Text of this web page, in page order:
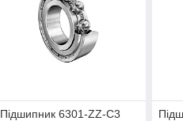
Підшипник 6301-ZZ-C3